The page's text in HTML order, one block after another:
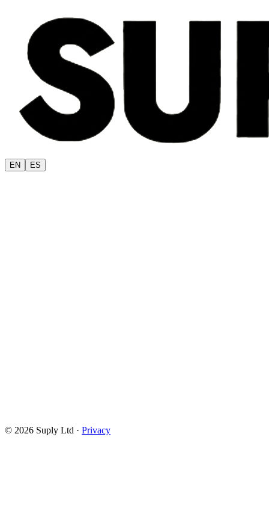
EN ES
© 2026 Suply Ltd · Privacy